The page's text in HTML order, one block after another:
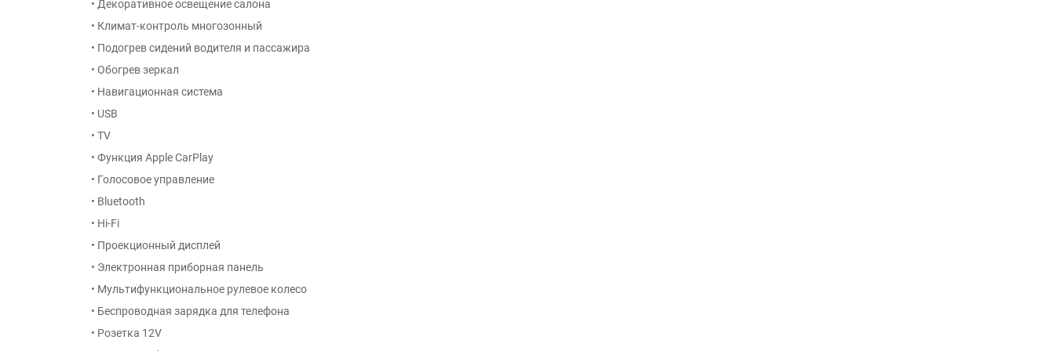
• Декоративное освещение салона
• Климат-контроль многозонный
• Подогрев сидений водителя и пассажира
• Обогрев зеркал
• Навигационная система
• USB
• TV
• Функция Apple CarPlay
• Голосовое управление
• Bluetooth
• Hi-Fi
• Проекционный дисплей
• Электронная приборная панель
• Мультифункциональное рулевое колесо
• Беспроводная зарядка для телефона
• Розетка 12V